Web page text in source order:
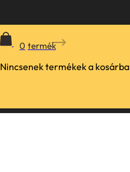
0
Nincsenek termékek a